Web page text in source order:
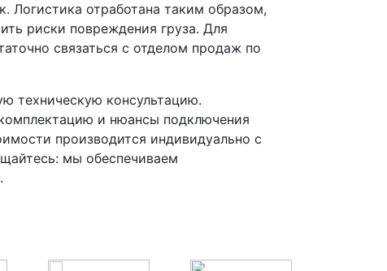
Логистика отработана таким образом,
риски повреждения груза. Для
связаться с отделом продаж по
техническую консультацию.
и нюансы подключения
производится индивидуально с
мы обеспечиваем